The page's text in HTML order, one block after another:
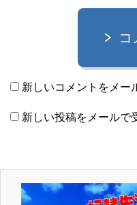
コ
新しいコメントをメー
新しい投稿をメールで